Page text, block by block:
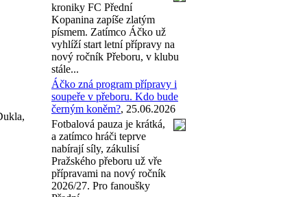
kroniky FC Přední
Kopanina zapíše zlatým
písmem. Zatímco Áčko už
vyhlíží start letní přípravy na
nový ročník Přeboru, v klubu
stále...
Áčko zná program přípravy i
soupeře v přeboru. Kdo bude
černým koněm?, 25.06.2026
Fotbalová pauza je krátká,
a zatímco hráči teprve
nabírají síly, zákulisí
Pražského přeboru už vře
přípravami na nový ročník
2026/27. Pro fanoušky